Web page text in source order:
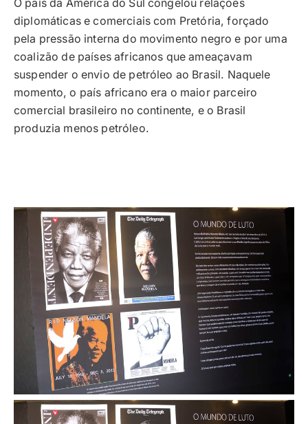
O país da América do Sul congelou relações
diplomáticas e comerciais com Pretória, forçado
pela pressão interna do movimento negro e por uma
coalizão de países africanos que ameaçavam
suspender o envio de petróleo ao Brasil. Naquele
momento, o país africano era o maior parceiro
comercial brasileiro no continente, e o Brasil
produzia menos petróleo.